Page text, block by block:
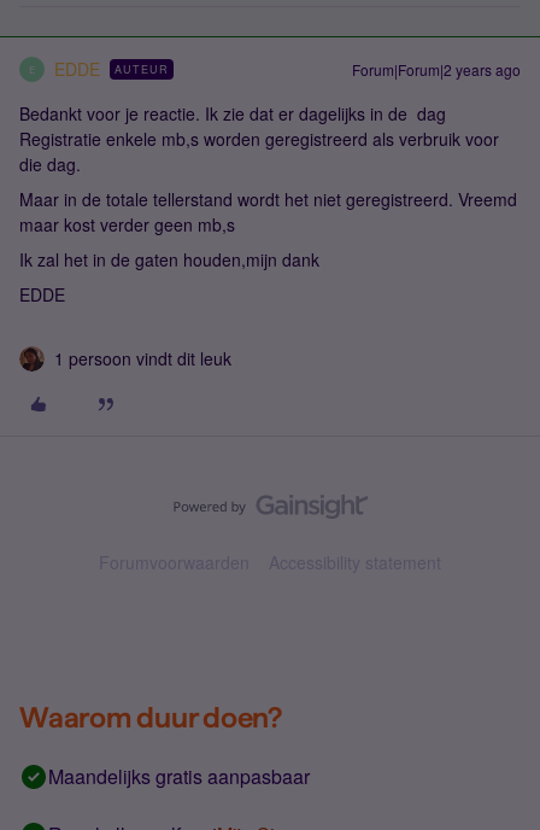
E EDDE AUTEUR Forum|Forum|2 years ago
Bedankt voor je reactie. Ik zie dat er dagelijks in de dag
Registratie enkele mb,s worden geregistreerd als verbruik voor
die dag.
Maar in de totale tellerstand wordt het niet geregistreerd. Vreemd
maar kost verder geen mb,s
Ik zal het in de gaten houden,mijn dank
EDDE
1 persoon vindt dit leuk
Forumvoorwaarden Accessibility statement
Waarom duur doen?
Maandelijks gratis aanpasbaar